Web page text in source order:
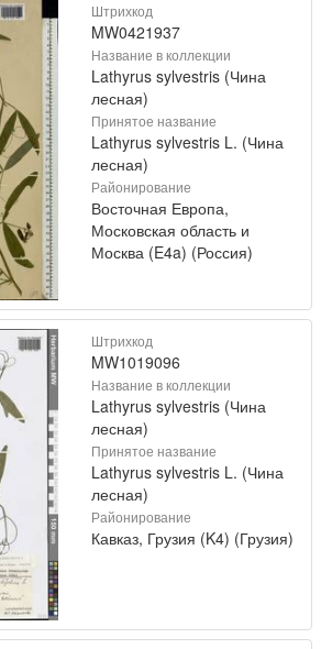
Штрихкод
MW0421937
Название в коллекции
Lathyrus sylvestris (Чина
лесная)
Принятое название
Lathyrus sylvestris L. (Чина
лесная)
Районирование
Восточная Европа,
Московская область и
Москва (E4a) (Россия)
Штрихкод
MW1019096
Название в коллекции
Lathyrus sylvestris (Чина
лесная)
Принятое название
Lathyrus sylvestris L. (Чина
лесная)
Районирование
Кавказ, Грузия (K4) (Грузия)